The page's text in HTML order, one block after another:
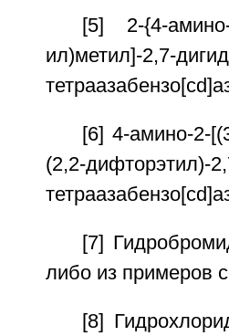
[5] 2-{4-амино-
ил)метил]-2,7-
[6] 4-амино-2-
(2,2-дифторэтил)-
[7]
либо из примеров
[8]